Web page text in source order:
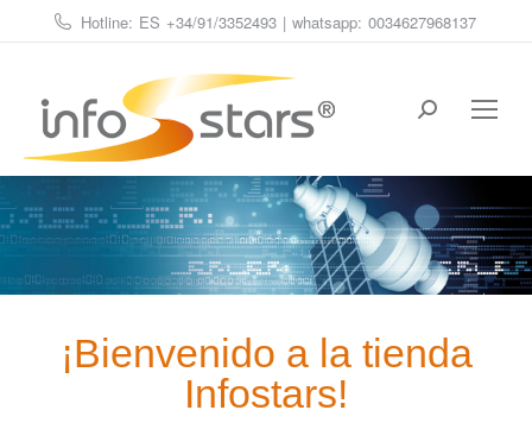
Hotline: ES +34/91/3352493 | whatsapp: 0034627968137
Estás aquí:
¡Bienvenido a la tienda
Infostars!